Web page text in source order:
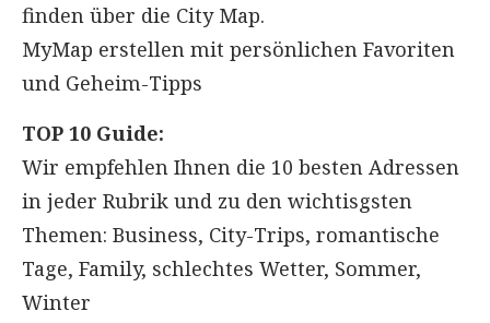
finden über die City Map.
MyMap erstellen mit persönlichen Favoriten
und Geheim-Tipps
TOP 10 Guide:
Wir empfehlen Ihnen die 10 besten Adressen
in jeder Rubrik und zu den wichtisgsten
Themen: Business, City-Trips, romantische
Tage, Family, schlechtes Wetter, Sommer,
Winter